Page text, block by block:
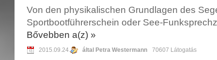
Von den physikalischen Grundlagen des
Sportbootführerschein oder See-
Bővebben a(z) »
2015.09.24. által Petra Westermann 70607 Látogatás